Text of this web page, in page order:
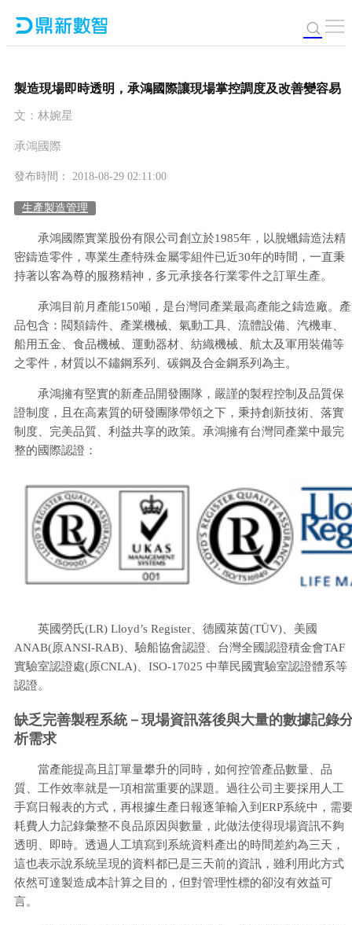
製造現場即時透明，承鴻國際讓現場掌控調度及改善變容易
文：林婉星
承鴻國際
發布時間： 2018-08-29 02:11:00
生產製造管理
承鴻國際實業股份有限公司創立於1985年，以脫蠟鑄造法精
密鑄造零件，專業生產特殊金屬零組件已近30年的時間，一直秉
持著以客為尊的服務精神，多元承接各行業零件之訂單生產。
承鴻目前月產能150噸，是台灣同產業最高產能之鑄造廠。產
品包含：閥類鑄件、產業機械、氣動工具、流體設備、汽機車、
船用五金、食品機械、運動器材、紡織機械、航太及軍用裝備等
之零件，材質以不鏽鋼系列、碳鋼及合金鋼系列為主。
承鴻擁有堅實的新產品開發團隊，嚴謹的製程控制及品質保
證制度，且在高素質的研發團隊帶領之下，秉持創新技術、落實
制度、完美品質、利益共享的政策。承鴻擁有台灣同產業中最完
整的國際認證：
英國勞氏(LR) Lloyd’s Register、德國萊茵(TÜV)、美國
ANAB(原ANSI-RAB)、驗船協會認證、台灣全國認證積金會TAF
實驗室認證處(原CNLA)、ISO-17025 中華民國實驗室認證體系等
認證。
缺乏完善製程系統－現場資訊落後與大量的數據記錄
析需求
當產能提高且訂單量攀升的同時，如何控管產品數量、品
質、工作效率就是一項相當重要的課題。過往公司主要採用人工
手寫日報表的方式，再根據生產日報逐筆輸入到ERP系統中，需
耗費人力記錄彙整不良品原因與數量，此做法使得現場資訊不夠
透明、即時。透過人工填寫到系統資料產出的時間差約為三天，
這也表示說系統呈現的資料都已是三天前的資訊，雖利用此方式
依然可達製造成本計算之目的，但對管理性標的卻沒有效益可
言。